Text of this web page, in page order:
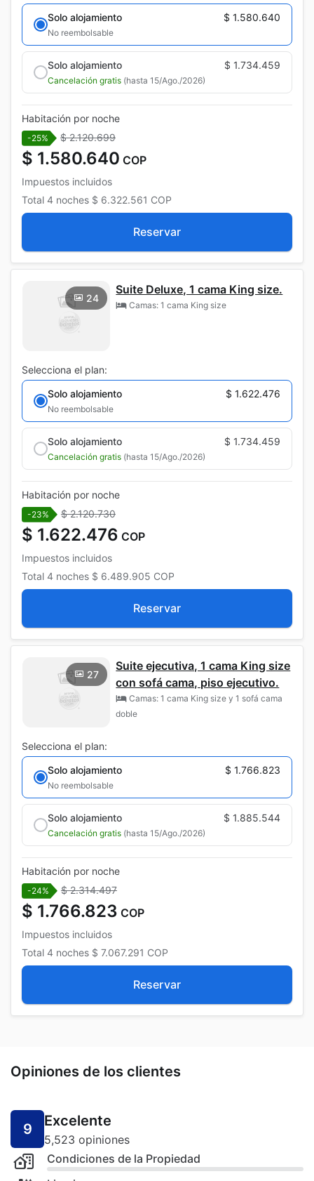
Solo alojamiento
$ 1.580.640
No reembolsable
Solo alojamiento $ 1.734.459
Cancelación gratis (hasta 15/Ago./2026)
Habitación por noche
-25% $ 2.120.699
$ 1.580.640 COP
Impuestos incluidos
Total 4 noches $ 6.322.561 COP
Reservar
24
Suite Deluxe, 1 cama King size.
Camas: 1 cama King size
Selecciona el plan:
Solo alojamiento
$ 1.622.476
No reembolsable
Solo alojamiento $ 1.734.459
Cancelación gratis (hasta 15/Ago./2026)
Habitación por noche
-23% $ 2.120.730
$ 1.622.476 COP
Impuestos incluidos
Total 4 noches $ 6.489.905 COP
Reservar
27
Suite ejecutiva, 1 cama King size
con sofá cama, piso ejecutivo.
Camas: 1 cama King size y 1 sofá cama
doble
Selecciona el plan:
Solo alojamiento
$ 1.766.823
No reembolsable
Solo alojamiento $ 1.885.544
Cancelación gratis (hasta 15/Ago./2026)
Habitación por noche
-24% $ 2.314.497
$ 1.766.823 COP
Impuestos incluidos
Total 4 noches $ 7.067.291 COP
Reservar
Opiniones de los clientes
9 Excelente
5,523 opiniones
Condiciones de la Propiedad